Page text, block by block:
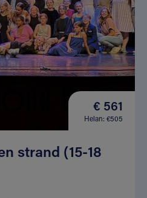
€ 561
Helan: €505
strand (15-18